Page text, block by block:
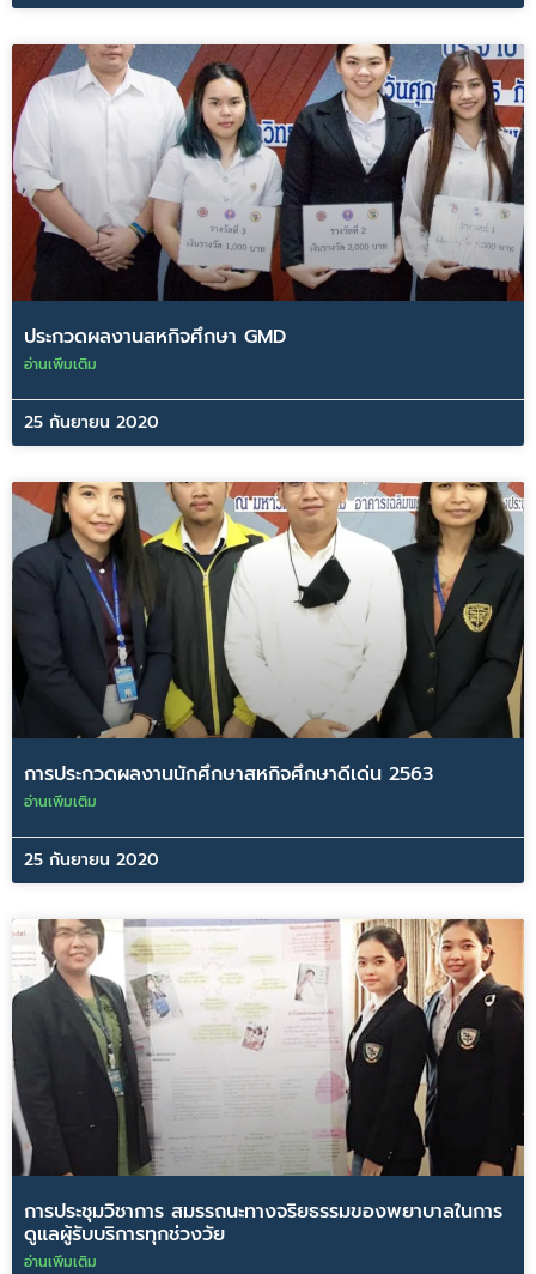
ประกวดผลงานสหกิจศึกษา GMD
อ่านเพิ่มเติม
25 กันยายน 2020
การประกวดผลงานนักศึกษาสหกิจศึกษาดีเด่น 2563
อ่านเพิ่มเติม
25 กันยายน 2020
การประชุมวิชาการ สมรรถนะทางจริยธรรมของพยาบาลในการ
ดูแลผู้รับบริการทุกช่วงวัย
อ่านเพิ่มเติม